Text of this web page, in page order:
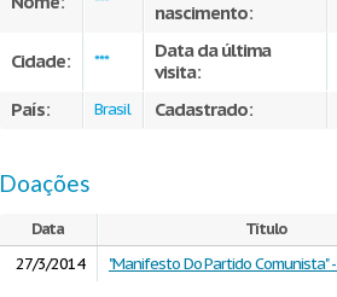
nascimento:
Cidade: ***
Data da última
visita:
País: Brasil Cadastrado:
Doações
Data Título
27/3/2014
"Manifesto Do Partido Comunista" -